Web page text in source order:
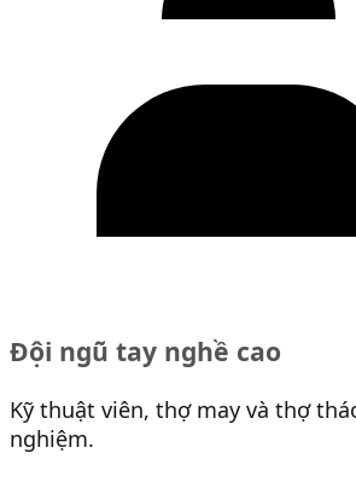
Đội ngũ tay nghề cao
Kỹ thuật viên, thợ may và thợ
nghiệm.